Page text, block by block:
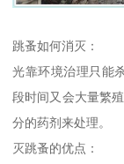
跳蚤如何消灭：
光靠环境治理只能
段时间又会大量繁
分的药剂来处理。
灭跳蚤的优点：